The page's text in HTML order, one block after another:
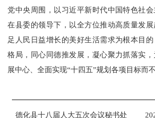
党中央周围，以习近平新时代中国特色社会
在县委的领导下，以全方位推动高质量发
足人民日益增长的美好生活需求为根本目
格局，同心同德推发展，凝心聚力抓落实
展中心、全面实现“十四五”规划各项目标而
德化县十八届人大五次会议秘书处